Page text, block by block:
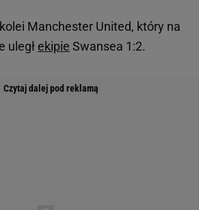
Manchester United, który na
uległ ekipie Swansea 1:2.